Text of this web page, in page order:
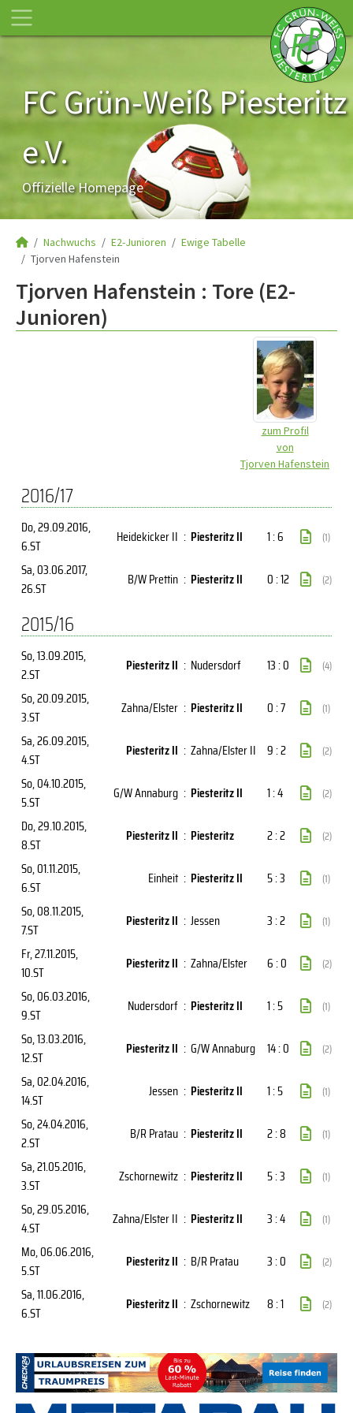
FC Grün-Weiß Piesteritz
e.V.
Offizielle Homepage
Nachwuchs E2-Junioren
Ewige Tabelle
Tjorven Hafenstein
Tjorven Hafenstein : Tore (E2-
Junioren)
zum Profil
von
Tjorven Hafenstein
2016/17
Do, 29.09.2016,
6.ST
Heidekicker II : Piesteritz II 1 : 6 (1)
Sa, 03.06.2017,
26.ST
B/W Prettin : Piesteritz II 0 : 12 (2)
2015/16
So, 13.09.2015,
2.ST
Piesteritz II : Nudersdorf 13 : 0 (4)
So, 20.09.2015,
3.ST
Zahna/Elster : Piesteritz II 0 : 7 (1)
Sa, 26.09.2015,
4.ST
Piesteritz II : Zahna/Elster II 9 : 2 (2)
So, 04.10.2015,
5.ST
G/W Annaburg : Piesteritz II 1 : 4 (2)
Do, 29.10.2015,
8.ST
Piesteritz II : Piesteritz 2 : 2 (2)
So, 01.11.2015,
6.ST
Einheit : Piesteritz II 5 : 3 (1)
So, 08.11.2015,
7.ST
Piesteritz II : Jessen 3 : 2 (1)
Fr, 27.11.2015,
10.ST
Piesteritz II : Zahna/Elster 6 : 0 (2)
So, 06.03.2016,
9.ST
Nudersdorf : Piesteritz II 1 : 5 (1)
So, 13.03.2016,
12.ST
Piesteritz II : G/W Annaburg 14 : 0 (2)
Sa, 02.04.2016,
14.ST
Jessen : Piesteritz II 1 : 5 (1)
So, 24.04.2016,
2.ST
B/R Pratau : Piesteritz II 2 : 8 (1)
Sa, 21.05.2016,
3.ST
Zschornewitz : Piesteritz II 5 : 3 (1)
So, 29.05.2016,
4.ST
Zahna/Elster II : Piesteritz II 3 : 4 (1)
Mo, 06.06.2016,
5.ST
Piesteritz II : B/R Pratau 3 : 0 (2)
Sa, 11.06.2016,
6.ST
Piesteritz II : Zschornewitz 8 : 1 (2)